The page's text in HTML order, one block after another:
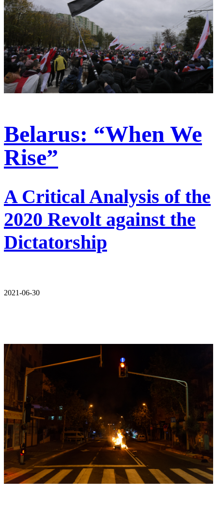
Belarus: “When We
Rise”
A Critical Analysis of the
2020 Revolt against the
Dictatorship
2021-06-30